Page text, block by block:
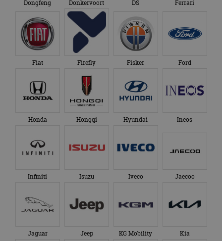
Dongfeng Donkervoort DS Ferrari
Fiat Firefly Fisker Ford
Honda Hongqi Hyundai Ineos
Infiniti Isuzu Iveco Jaecoo
Jaguar Jeep KG Mobility Kia